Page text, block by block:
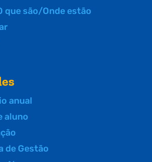
que são/Onde estão
anual
aluno
de Gestão